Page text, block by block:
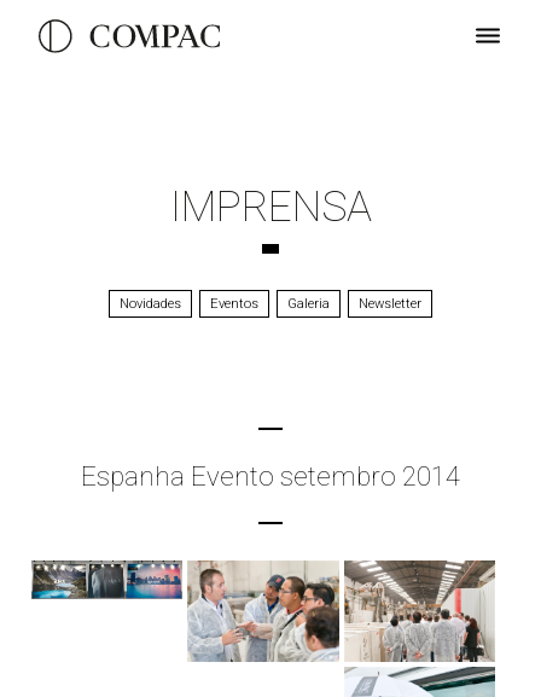
IMPRENSA
Novidades Eventos Galeria Newsletter
Espanha Evento setembro 2014